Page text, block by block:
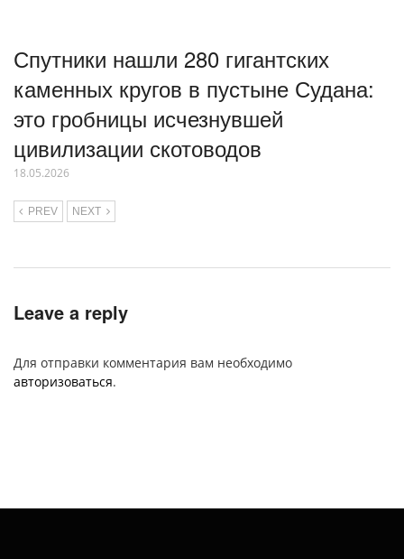
Спутники нашли 280 гигантских
каменных кругов в пустыне Судана:
это гробницы исчезнувшей
цивилизации скотоводов
18.05.2026
PREV NEXT
Leave a reply
Для отправки комментария вам необходимо
авторизоваться.